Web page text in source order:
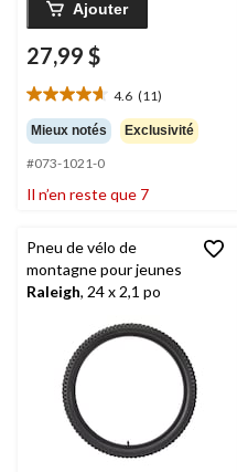
Ajouter
27,99 $
4.6 (11)
4.6
étoile(s)
sur
5.
11
Mieux notés Exclusivité
#073-1021-0
Il n’en reste que 7
Pneu de vélo de
montagne pour jeunes
Raleigh, 24 x 2,1 po